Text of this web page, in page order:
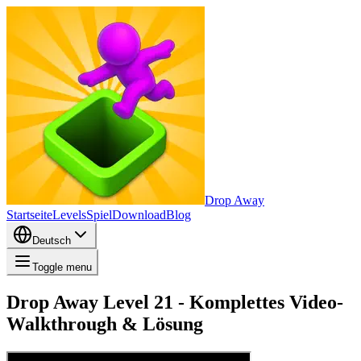
Drop Away
StartseiteLevelsSpielDownloadBlog
Deutsch
Toggle menu
Drop Away Level 21 - Komplettes Video-
Walkthrough & Lösung